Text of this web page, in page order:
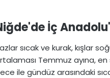
İç
sıcak ve kurak, kışlar
Temmuz ayına, en
ile gündüz arasındaki